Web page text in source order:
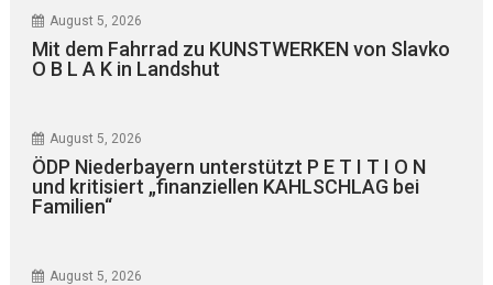
August 5, 2026
Mit dem Fahrrad zu KUNSTWERKEN von Slavko
O B L A K in Landshut
August 5, 2026
ÖDP Niederbayern unterstützt P E T I T I O N
und kritisiert „finanziellen KAHLSCHLAG bei
Familien“
August 5, 2026